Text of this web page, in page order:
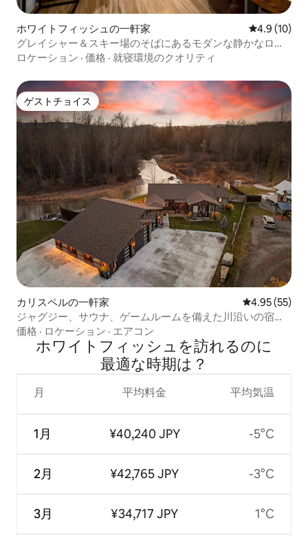
ホワイトフィッシュの一軒家 レビュー10
4.9 (10)
グレイシャー＆スキー場のそばにあるモダンな静かなログ
ハウスで過ごそう
ロケーション · 価格 · 就寝環境のクオリティ
ゲストチョイス
ゲストチョイス
カリスペルの一軒家 レビュー55
4.95 (55)
ジャグジー、サウナ、ゲームルームを備えた川沿いの宿泊
先
価格 · ロケーション · エアコン
ホワイトフィッシュを訪⁠れ⁠るの⁠に
最⁠適⁠な時⁠期⁠は⁠？
月
1月
2月
3月
平均料金
¥40,240 JPY
¥42,765 JPY
¥34,717 JPY
平均気温
-5°C
-3°C
1°C